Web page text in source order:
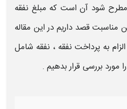
شود آن است که مبلغ نفقه
مناسبت قصد داریم در این مقاله
الزام به پرداخت نفقه ،نفقه شامل
را مورد بررسی قرار بدهیم .